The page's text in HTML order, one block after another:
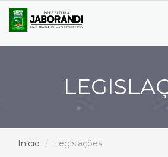
Início Legislações